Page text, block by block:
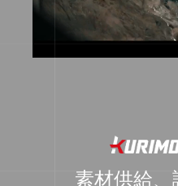
素材供給、